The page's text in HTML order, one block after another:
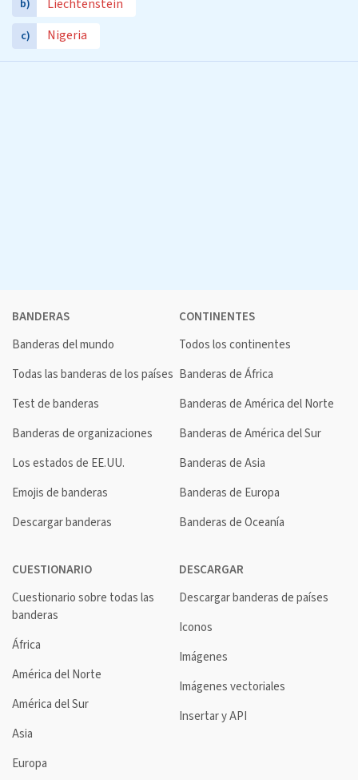
b) Liechtenstein
c) Nigeria
BANDERAS
Banderas del mundo
Todas las banderas de los países
Test de banderas
Banderas de organizaciones
Los estados de EE.UU.
Emojis de banderas
Descargar banderas
CONTINENTES
Todos los continentes
Banderas de África
Banderas de América del Norte
Banderas de América del Sur
Banderas de Asia
Banderas de Europa
Banderas de Oceanía
CUESTIONARIO
Cuestionario sobre todas las
banderas
África
América del Norte
América del Sur
Asia
Europa
DESCARGAR
Descargar banderas de países
Iconos
Imágenes
Imágenes vectoriales
Insertar y API